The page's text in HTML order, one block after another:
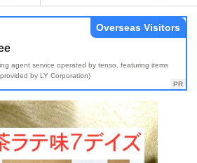
agent service operated by tenso, featuring items
by LY Corporation)
Overseas Visitors